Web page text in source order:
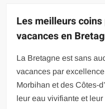
Les meilleurs
vacances en
La Bretagne est sans
vacances par
Morbihan et des Côtes-
leur eau vivifiante et leur